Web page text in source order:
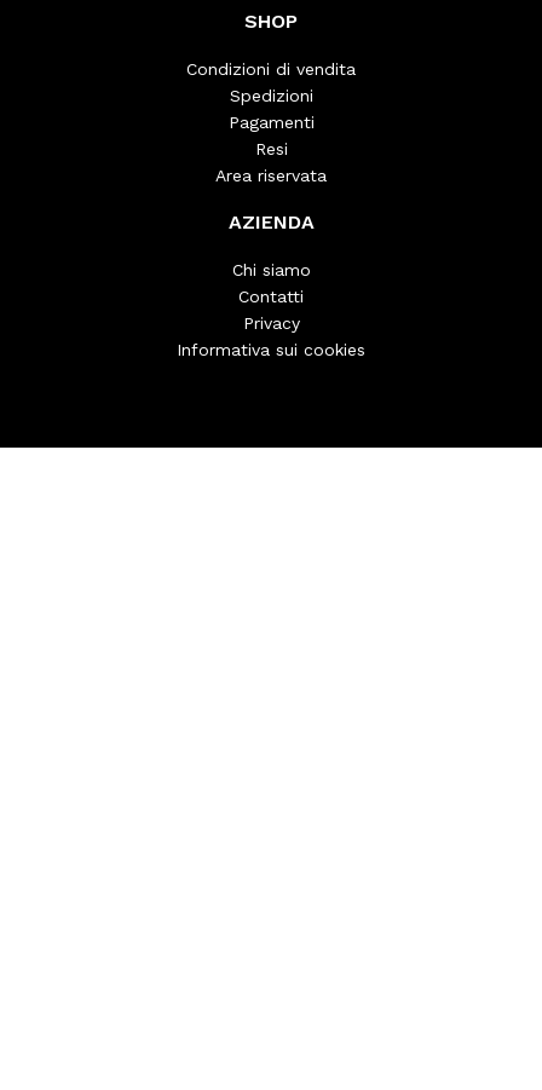
SHOP
Condizioni di vendita
Spedizioni
Pagamenti
Resi
Area riservata
AZIENDA
Chi siamo
Contatti
Privacy
Informativa sui cookies